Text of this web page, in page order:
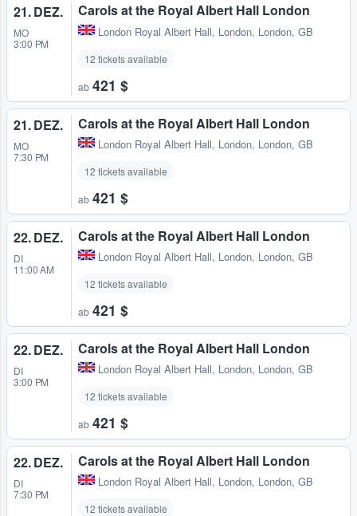
21. DEZ.
MO
3:00 PM
Carols at the Royal Albert Hall London
London Royal Albert Hall, London, London, GB
12 tickets available
ab 421 $
21. DEZ.
MO
7:30 PM
Carols at the Royal Albert Hall London
London Royal Albert Hall, London, London, GB
12 tickets available
ab 421 $
22. DEZ.
DI
11:00 AM
Carols at the Royal Albert Hall London
London Royal Albert Hall, London, London, GB
12 tickets available
ab 421 $
22. DEZ.
DI
3:00 PM
Carols at the Royal Albert Hall London
London Royal Albert Hall, London, London, GB
12 tickets available
ab 421 $
22. DEZ.
DI
7:30 PM
Carols at the Royal Albert Hall London
London Royal Albert Hall, London, London, GB
12 tickets available